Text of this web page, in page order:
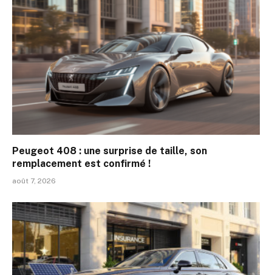
Peugeot 408 : une surprise de taille, son
remplacement est confirmé !
août 7, 2026